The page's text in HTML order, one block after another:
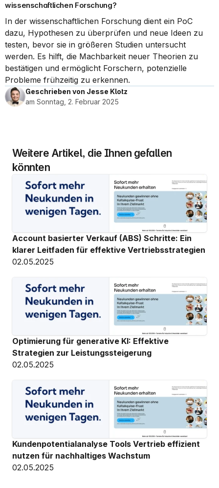
wissenschaftlichen Forschung?
In der wissenschaftlichen Forschung dient ein PoC
dazu, Hypothesen zu überprüfen und neue Ideen zu
testen, bevor sie in größeren Studien untersucht
werden. Es hilft, die Machbarkeit neuer Theorien zu
bestätigen und ermöglicht Forschern, potenzielle
Probleme frühzeitig zu erkennen.
Geschrieben von Jesse Klotz
am Sonntag, 2. Februar 2025
Weitere Artikel, die Ihnen gefallen
könnten
Account basierter Verkauf (ABS) Schritte: Ein
klarer Leitfaden für effektive Vertriebsstrategien
02.05.2025
Optimierung für generative KI: Effektive
Strategien zur Leistungssteigerung
02.05.2025
Kundenpotentialanalyse Tools Vertrieb effizient
nutzen für nachhaltiges Wachstum
02.05.2025